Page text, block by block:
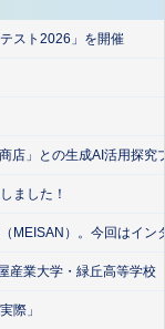
スト2026」を開催
店」との生成AI活用探究
ました！
MEISAN）。今回はイ
産業大学・緑丘高等学
際」